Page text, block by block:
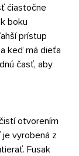
čiastočne
boku
prístup
keď má dieťa
časť, aby
otvorením
vyrobená z
Fusak